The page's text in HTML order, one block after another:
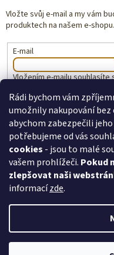
Rádi bychom vám
umožnily nakupování
abychom zabezpečili
potřebujeme od vás
cookies - jsou to malé
vašem prohlížeči. Pokud
zlepšovat naši
informacízde.
Vložte svůj e-mail a my vám
produktech na našem e-shopu.
E-mail
Vložením e-mailu souhlasíte
PŘIHLÁSIT SE
toysforkids.cz
Copyright 2026